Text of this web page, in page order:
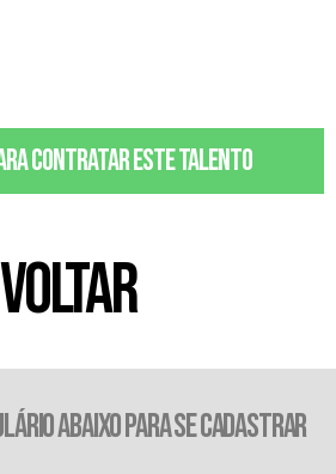
contratar este talento
VOLTAR
ABAIXO PARA SE CADASTRAR